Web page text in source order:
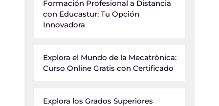
Formación Profesional a Distancia
con Educastur: Tu Opción
Innovadora
Explora el Mundo de la Mecatrónica:
Curso Online Gratis con Certificado
Explora los Grados Superiores